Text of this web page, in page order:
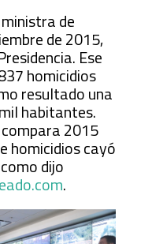
de
de 2015,
Ese
homicidios
resultado una
habitantes.
2015
homicidios cayó
dijo
.